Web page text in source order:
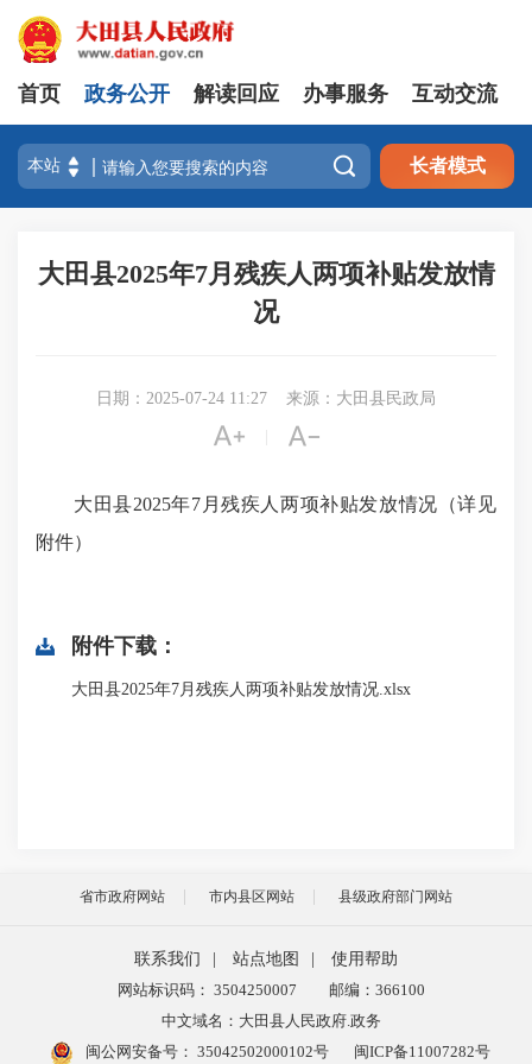
首页 政务公开 解读回应 办事服务 互动交流
 长者模式
大田县2025年7月残疾人两项补贴发放情
况
日期：2025-07-24 11:27 来源：大田县民政局
 
大田县2025年7月残疾人两项补贴发放情况（详见
附件）
附件下载：
大田县2025年7月残疾人两项补贴发放情况.xlsx
省市政府网站 市内县区网站 县级政府部门网站
联系我们 站点地图
使用帮助
网站标识码： 3504250007
邮编：366100
中文域名：大田县人民政府.政务
闽公网安备号： 35042502000102号 闽ICP备11007282号